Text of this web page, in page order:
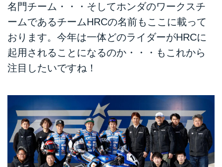
名門チーム・・・そしてホンダのワークスチ
ームであるチームHRCの名前もここに載って
おります。今年は一体どのライダーがHRCに
起用されることになるのか・・・もこれから
注目したいですね！